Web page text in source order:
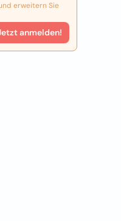
erweitern Sie
anmelden!